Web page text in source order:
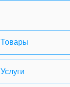
Товары
Услуги